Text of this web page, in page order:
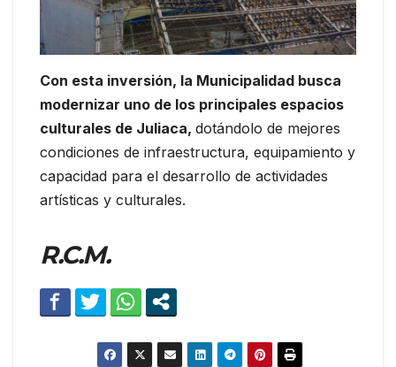
Con esta inversión, la Municipalidad busca
modernizar uno de los principales espacios
culturales de Juliaca, dotándolo de mejores
condiciones de infraestructura, equipamiento y
capacidad para el desarrollo de actividades
artísticas y culturales.
R.C.M.